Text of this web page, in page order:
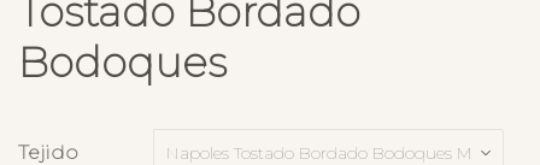
Tostado Bordado
Bodoques
Tejido